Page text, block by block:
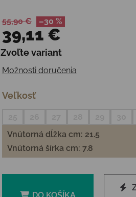
55,90 € –30 %
39,11 €
Jednotková cena:
Zvoľte variant
Možnosti doručenia
Veľkosť
Vnútorná dĺžka cm: 21.5
Vnútorná šírka cm: 7.8